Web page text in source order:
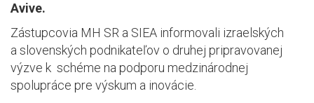
Avive.
Zástupcovia MH SR a SIEA informovali izraelských
a slovenských podnikateľov o druhej pripravovanej
výzve k schéme na podporu medzinárodnej
spolupráce pre výskum a inovácie.